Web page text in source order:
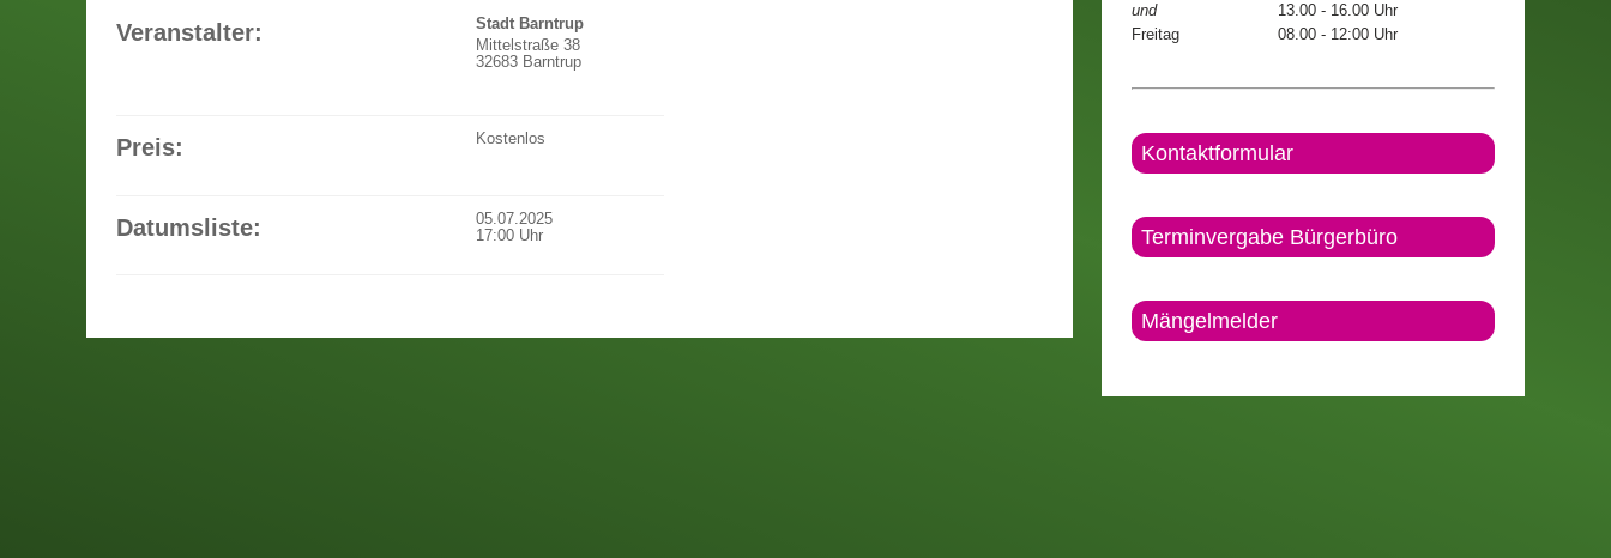
Veranstalter:
Stadt Barntrup
Mittelstraße 38
32683 Barntrup
Preis: Kostenlos
Datumsliste:
05.07.2025
17:00 Uhr
und
13.00 - 16.00 Uhr
Freitag
08.00 - 12:00 Uhr
Kontaktformular
Terminvergabe Bürgerbüro
Mängelmelder